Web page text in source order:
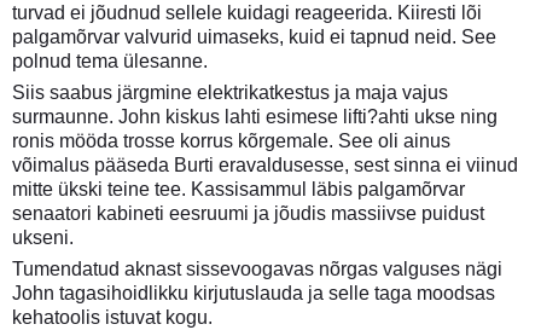
turvad ei jõudnud sellele kuidagi reageerida. Kiiresti lõi
palgamõrvar valvurid uimaseks, kuid ei tapnud neid. See
polnud tema ülesanne.
Siis saabus järgmine elektrikatkestus ja maja vajus
surmaunne. John kiskus lahti esimese lifti?ahti ukse ning
ronis mööda trosse korrus kõrgemale. See oli ainus
võimalus pääseda Burti eravaldusesse, sest sinna ei viinud
mitte ükski teine tee. Kassisammul läbis palgamõrvar
senaatori kabineti eesruumi ja jõudis massiivse puidust
ukseni.
Tumendatud aknast sissevoogavas nõrgas valguses nägi
John tagasihoidlikku kirjutuslauda ja selle taga moodsas
kehatoolis istuvat kogu.